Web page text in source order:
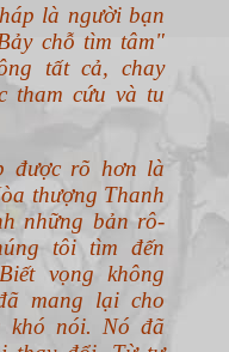
là người bạn
chỗ tìm tâm"
tất cả, chay
tham cứu và tu
được rõ hơn là
thượng Thanh
những bản rô-
tôi tìm đến
vọng không
mang lại cho
khó nói. Nó đã